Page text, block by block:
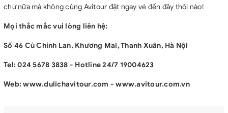
chừ nữa mà không cùng Avitour đặt ngay vé đến đây thôi nào!
Mọi thắc mắc vui lòng liên hệ:
Số 46 Cù Chính Lan, Khương Mai, Thanh Xuân, Hà Nội
Tel: 024 5678 3838 - Hotline 24/7 19004623
Web: www.dulichavitour.com - www.avitour.com.vn